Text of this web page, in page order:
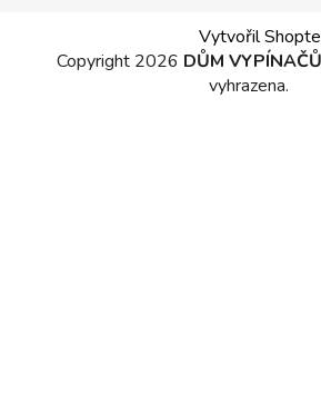
Vytvořil
Copyright 2026 DŮM VYPÍNAČŮ
vyhrazena.